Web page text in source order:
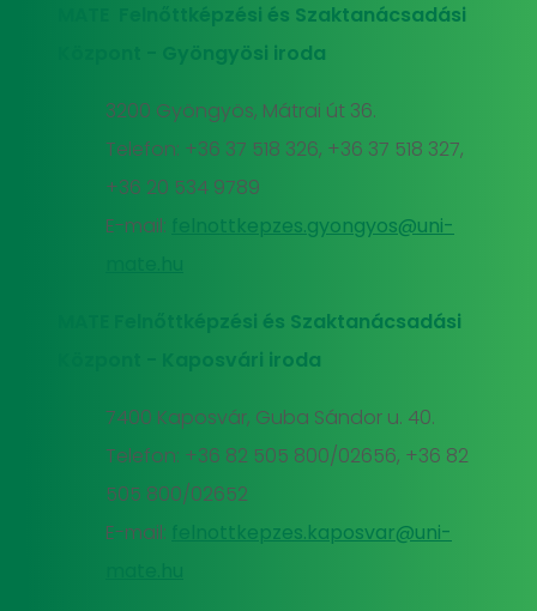
MATE Felnőttképzési és Szaktanácsadási
Központ - Gyöngyösi iroda
3200 Gyöngyös, Mátrai út 36.
Telefon: +36 37 518 326, +36 37 518 327,
+36 20 534 9789
E-mail:
felnottkepzes.gyongyos@uni-
MATE Felnőttképzési és Szaktanácsadási
Központ - Kaposvári iroda
7400 Kaposvár, Guba Sándor u. 40.
Telefon: +36 82 505 800/02656, +36 82
505 800/02652
E-mail:
felnottkepzes.kaposvar@uni-